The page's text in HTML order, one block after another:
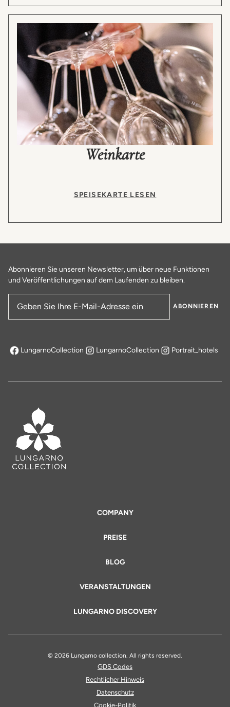
Weinkarte
SPEISEKARTE LESEN
COMPANY
PREISE
BLOG
VERANSTALTUNGEN
LUNGARNO DISCOVERY
Abonnieren Sie unseren Newsletter, um über neue Funktionen
und Veröffentlichungen auf dem Laufenden zu bleiben.
E-Mail-Adresse
ABONNIEREN
LungarnoCollection
öffnet sich in einem neuen Tab
LungarnoCollection Portrait_hotels
© 2026 Lungarno collection. All rights reserved.
GDS Codes
Rechtlicher Hinweis
Datenschutz
Cookie-Politik